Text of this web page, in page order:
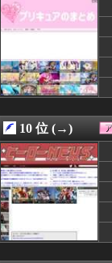
08/08 15:00
08/08 15:00
08/08 14:35
08/08 14:32
08/08 14:25
08/08 14:10
08/08 14:05
08/08 14:02
08/08 14:00
08/08 13:35
08/08 13:30
08/08 13:00
08/08 12:47
08/08 12:33
10 位 (→)